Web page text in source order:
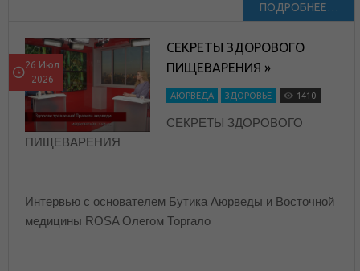
ПОДРОБНЕЕ…
26 Июл
2026
СЕКРЕТЫ ЗДОРОВОГО
ПИЩЕВАРЕНИЯ »
АЮРВЕДА ЗДОРОВЬЕ 1410
СЕКРЕТЫ ЗДОРОВОГО
ПИЩЕВАРЕНИЯ
Интервью с основателем Бутика Аюрведы и Восточной
медицины ROSA Олегом Торгало